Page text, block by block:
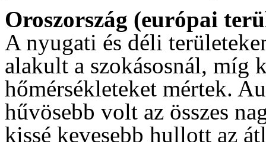
Oroszország (európai
A nyugati és déli
alakult a szokásosnál, míg
hőmérsékleteket mértek.
hűvösebb volt az összes
kissé kevesebb hullott az